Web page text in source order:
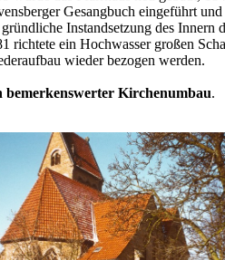
Gesangbuch eingeführt
Instandsetzung des Innern
richtete ein Hochwasser großen
wieder bezogen werden.
bemerkenswerter Kirchenumbau.